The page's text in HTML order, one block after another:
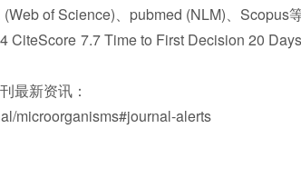
of Science)、 pubmed (NLM)、Scopus
7.7 Time to First Decision 20
新资讯：
alerts